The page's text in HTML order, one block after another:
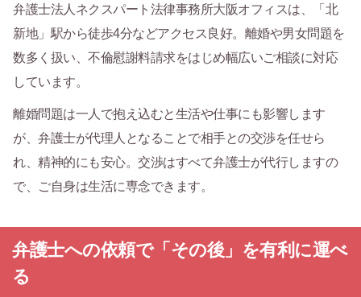
弁護士法人ネクスパート法律事務所大阪オフィスは、「北
新地」駅から徒歩4分などアクセス良好。離婚や男女問題を
数多く扱い、不倫慰謝料請求をはじめ幅広いご相談に対応
しています。
離婚問題は一人で抱え込むと生活や仕事にも影響します
が、弁護士が代理人となることで相手との交渉を任せら
れ、精神的にも安心。交渉はすべて弁護士が代行しますの
で、ご自身は生活に専念できます。
弁護士への依頼で「その後」を有利に運べ
る